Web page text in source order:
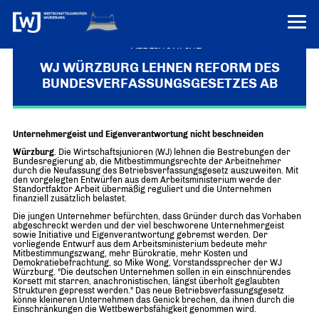
VEREINONLINE
AKTUELLES
ÜBER UNS
Über uns
WER WIR SIND & DER VORSITZ
Über uns
Forum „Junge Wirtschaft“ – Mitgliedermagazin
Mitglieder
UNSER NETZWERK
Mitglieder
Senatoren
TERMINE
PRESSEMELDUNGEN
INFORMATIONEN
Ziele
Imagefilm
Merchandising-Klamotten
WJ WÜRZBURG LEHNEN REFORM DES
BUNDESVERFASSUNGSGESETZES AB
Unternehmergeist und Eigenverantwortung nicht beschneiden
Würzburg. Die Wirtschaftsjunioren (WJ) lehnen die Bestrebungen der
Bundesregierung ab, die Mitbestimmungsrechte der Arbeitnehmer
durch die Neufassung des Betriebsverfassungsgesetz auszuweiten. Mit
den vorgelegten Entwürfen aus dem Arbeitsministerium werde der
Standortfaktor Arbeit übermäßig reguliert und die Unternehmen
finanziell zusätzlich belastet.
Die jungen Unternehmer befürchten, dass Gründer durch das Vorhaben
abgeschreckt werden und der viel beschworene Unternehmergeist
sowie Initiative und Eigenverantwortung gebremst werden. Der
vorliegende Entwurf aus dem Arbeitsministerium bedeute mehr
Mitbestimmungszwang, mehr Bürokratie, mehr Kosten und
Demokratiebefrachtung, so Mike Wong, Vorstandssprecher der WJ
Würzburg. "Die deutschen Unternehmen sollen in ein einschnürendes
Korsett mit starren, anachronistischen, längst überholt geglaubten
Strukturen gepresst werden." Das neue Betriebsverfassungsgesetz
könne kleineren Unternehmen das Genick brechen, da ihnen durch die
Einschränkungen die Wettbewerbsfähigkeit genommen wird.